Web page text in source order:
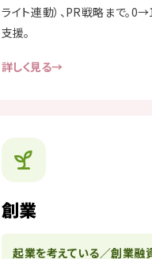
ライト連動）、PR戦略まで。
支援。
詳しく見る
創業
起業を考えている／創業融